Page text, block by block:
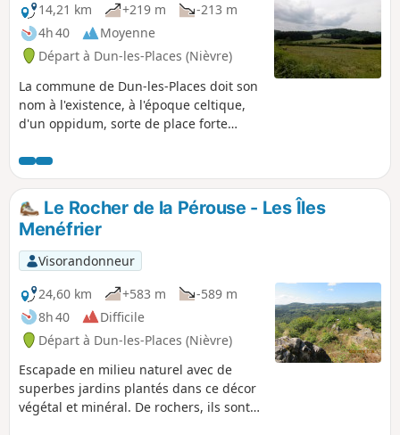
14,21 km
+219 m
-213 m
4h 40
Moyenne
Départ à Dun-les-Places (Nièvre)
La commune de Dun-les-Places doit son
nom à l'existence, à l'époque celtique,
d'un oppidum, sorte de place forte
deux lignes de protection. Cette
randonnée propose de parcourir
l'emplacement de cet oppidum. Tout du
long, on chemine dans un paysage
typique du Morvan, entre prairies,
étangs, et bois de feuillus ou de
résineux.
Le Rocher de la Pérouse - Les Îles
Menéfrier
Visorandonneur
24,60 km
+583 m
-589 m
8h 40
Difficile
Départ à Dun-les-Places (Nièvre)
Escapade en milieu naturel avec de
superbes jardins plantés dans ce décor
végétal et minéral. De rochers, ils sont